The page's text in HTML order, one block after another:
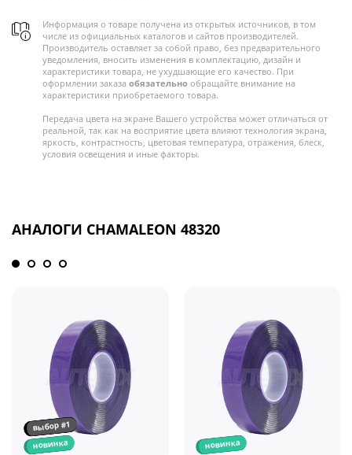
Информация о товаре получена из открытых источников, в том
числе из официальных каталогов и сайтов производителей.
Производитель оставляет за собой право, без предварительного
уведомления, вносить изменения в комплектацию, дизайн и
характеристики товара, не ухудшающие его качество. При
оформлении заказа обязательно обращайте внимание на
характеристики приобретаемого товара.
Передача цвета на экране Вашего устройства может отличаться от
реальной, так как на восприятие цвета влияют технология экрана,
яркость, контрастность, цветовая температура, отражения, блеск,
условия освещения и иные факторы.
АНАЛОГИ CHAMALEON 48320
выбор #1
новинка новинка